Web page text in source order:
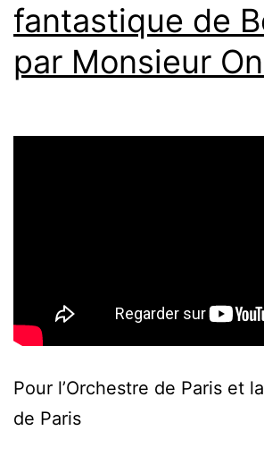
fantastique de
par Monsieur
Pour l’Orchestre de Paris et
de Paris